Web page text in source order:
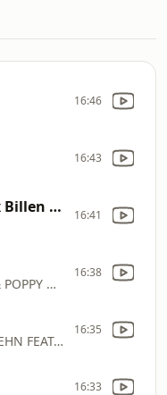
16:46
16:43
Wellerman [220KID x Billen Ted Remix] 16:41
SONNY FODERA, D.O.D & POPPY BASK
16:38
ROBIN SCHULZ, FELIX JAEHN FEAT. ALIDA
16:35
16:33